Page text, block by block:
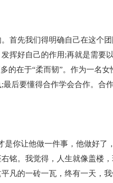
首先我们得明确自己在这个
挥好自己的作用;再就是需要
的在于“柔而韧”。作为一名
后要懂得合作学会合作。合
是你让他做一件事，他做好了
铭。我觉得，人生就像盖楼
凡的一砖一瓦，终有一天，